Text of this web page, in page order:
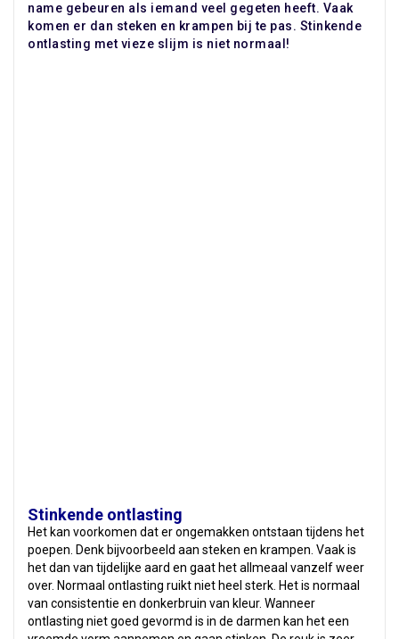
name gebeuren als iemand veel gegeten heeft. Vaak
komen er dan steken en krampen bij te pas. Stinkende
ontlasting met vieze slijm is niet normaal!
Stinkende ontlasting
Het kan voorkomen dat er ongemakken ontstaan tijdens het
poepen. Denk bijvoorbeeld aan steken en krampen. Vaak is
het dan van tijdelijke aard en gaat het allmeaal vanzelf weer
over. Normaal ontlasting ruikt niet heel sterk. Het is normaal
van consistentie en donkerbruin van kleur. Wanneer
ontlasting niet goed gevormd is in de darmen kan het een